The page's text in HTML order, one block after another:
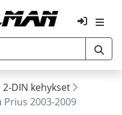
2-DIN kehykset
Prius 2003-2009